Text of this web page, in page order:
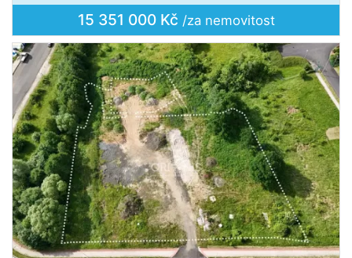
15 351 000 Kč /za nemovitost